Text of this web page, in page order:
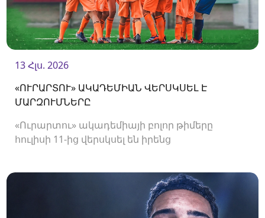
13 Հլս. 2026
«ՈՒՐԱՐՏՈՒ» ԱԿԱԴԵՄԻԱՆ ՎԵՐՍԿՍԵԼ Է
ՄԱՐԶՈՒՄՆԵՐԸ
«Ուրարտու» ակադեմիայի բոլոր թիմերը
հուլիսի 11-ից վերսկսել են իրենց